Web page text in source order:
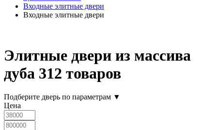
Входные элитные двери
Входные элитные двери
Элитные двери из массива
дуба 312 товаров
Подберите дверь по параметрам ▼
Цена